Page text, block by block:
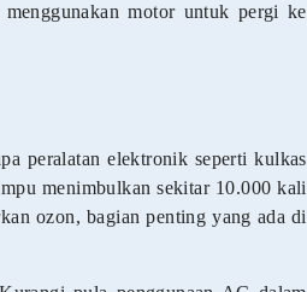
motor untuk pergi ke
peralatan elektronik seperti kulkas
menimbulkan sekitar 10.000 kali
ozon, bagian penting yang ada di